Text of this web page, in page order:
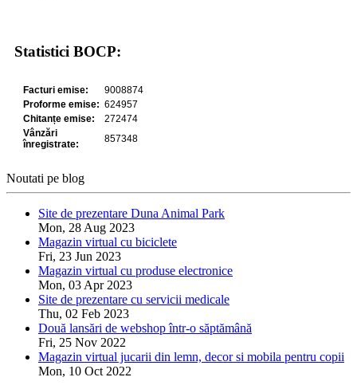
Statistici BOCP:
Noutati pe blog
Site de prezentare Duna Animal Park
Mon, 28 Aug 2023
Magazin virtual cu biciclete
Fri, 23 Jun 2023
Magazin virtual cu produse electronice
Mon, 03 Apr 2023
Site de prezentare cu servicii medicale
Thu, 02 Feb 2023
Două lansări de webshop într-o săptămână
Fri, 25 Nov 2022
Magazin virtual jucarii din lemn, decor si mobila pentru copii
Mon, 10 Oct 2022